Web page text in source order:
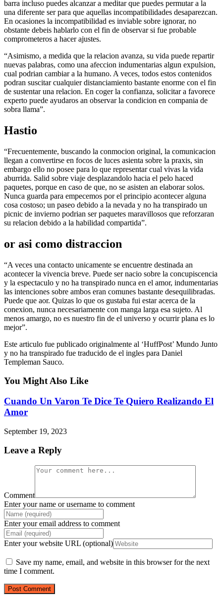
barra incluso puedes alcanzar a meditar que puedes permutar a la
una diferente ser para que aquellas incompatibilidades desaparezcan.
En ocasiones la incompatibilidad es inviable sobre ignorar, no
obstante debeis hablarlo con el fin de observar si fue probable
comprometeros a hacer ajustes.
“Asimismo, a medida que la relacion avanza, su vida puede repartir
nuevas palabras, como una afeccion indumentarias algun expulsion,
cual podrian cambiar a la humano. A veces, todos estos contenidos
podran suscitar cualquier distanciamiento bastante enorme con el fin
de sustentar una relacion. En coger la confianza, solicitar a favorece
experto puede ayudaros an observar la condicion en compania de
sobra llama”.
Hastio
“Frecuentemente, buscando la conmocion original, la comunicacion
llegan a convertirse en focos de luces asienta sobre la praxis, sin
embargo ello no posee para lo que representar cual vivas la vida
aburrida. Salid sobre viaje desplazandolo hacia el pelo haced
paquetes, porque en caso de que, no se asisten an elaborar solos.
Nunca guarda para empecemos por el principio acontecer alguna
cosa costoso; un paseo debido a la nevada y no ha transpirado un
picnic de invierno podrian ser paquetes maravillosos que reforzaran
su relacion debido a la habilidad compartida”.
or asi­ como distraccion
“A veces una contacto unicamente se encuentre destinada an
acontecer la vivencia breve. Puede ser nacio sobre la concupiscencia
y la espectaculo y no ha transpirado nunca en el amor, indumentarias
las intenciones sobre ambos eran comunes bastante desequilibradas.
Puede que aor. Quizas lo que os gustaba fui estar acerca de la
conexion, nunca necesariamente con manga larga esa sujeto. Al
menos amargo, no es nuestro fin de el universo y ocurrir plana es lo
mejor”.
Este articulo fue publicado originalmente al ‘HuffPost’ Mundo Junto
y no ha transpirado fue traducido de el ingles para Daniel
Templeman Sauco.
You Might Also Like
Cuando Un Varon Te Dice Te Quiero Realizando El
Amor
September 19, 2023
Leave a Reply
Comment
Enter your name or username to comment
Enter your email address to comment
Enter your website URL (optional)
Save my name, email, and website in this browser for the next
time I comment.